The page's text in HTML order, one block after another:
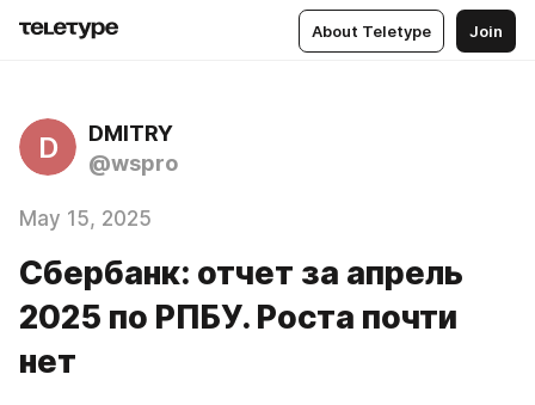
About Teletype Join
D
DMITRY
@wspro
May 15, 2025
Сбербанк: отчет за апрель
2025 по РПБУ. Роста почти
нет